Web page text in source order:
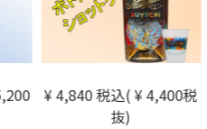
¥ 4,840 税込( ¥ 4,400税
抜)